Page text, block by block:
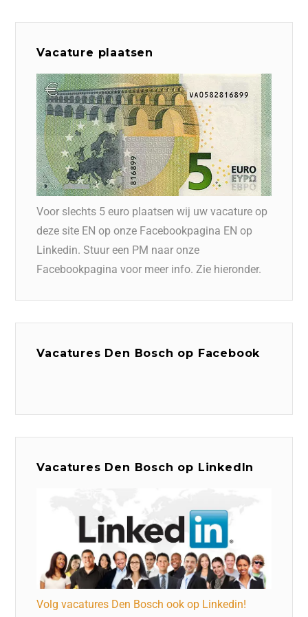
Vacature plaatsen
Voor slechts 5 euro plaatsen wij uw vacature op
deze site EN op onze Facebookpagina EN op
Linkedin. Stuur een PM naar onze
Facebookpagina voor meer info. Zie hieronder.
Vacatures Den Bosch op Facebook
Vacatures Den Bosch op LinkedIn
Volg vacatures Den Bosch ook op Linkedin!